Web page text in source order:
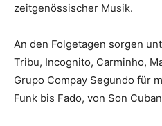
zeitgenössischer Musik.
An den Folgetagen sorgen
Tribu, Incognito, Carminho,
Grupo Compay Segundo für
Funk bis Fado, von Son